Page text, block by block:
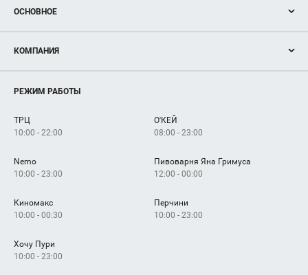
ОСНОВНОЕ
Новости
Магазины
Услуги
КОМПАНИЯ
Рекламодателям
Как добраться
РЕЖИМ РАБОТЫ
ТРЦ
10:00 - 22:00
О'КЕЙ
08:00 - 23:00
Nemo
10:00 - 23:00
Пивоварня Яна Гримуса
12:00 - 00:00
Киномакс
10:00 - 00:30
Перчини
10:00 - 23:00
Хочу Пури
10:00 - 23:00